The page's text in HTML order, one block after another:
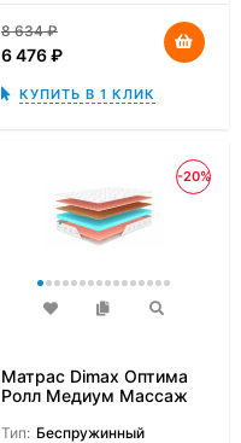
8 634₽
6 476₽
КУПИТЬ В 1 КЛИК
-20%
Матрас Dimax Оптима
Ролл Медиум Массаж
Тип: Беспружинный